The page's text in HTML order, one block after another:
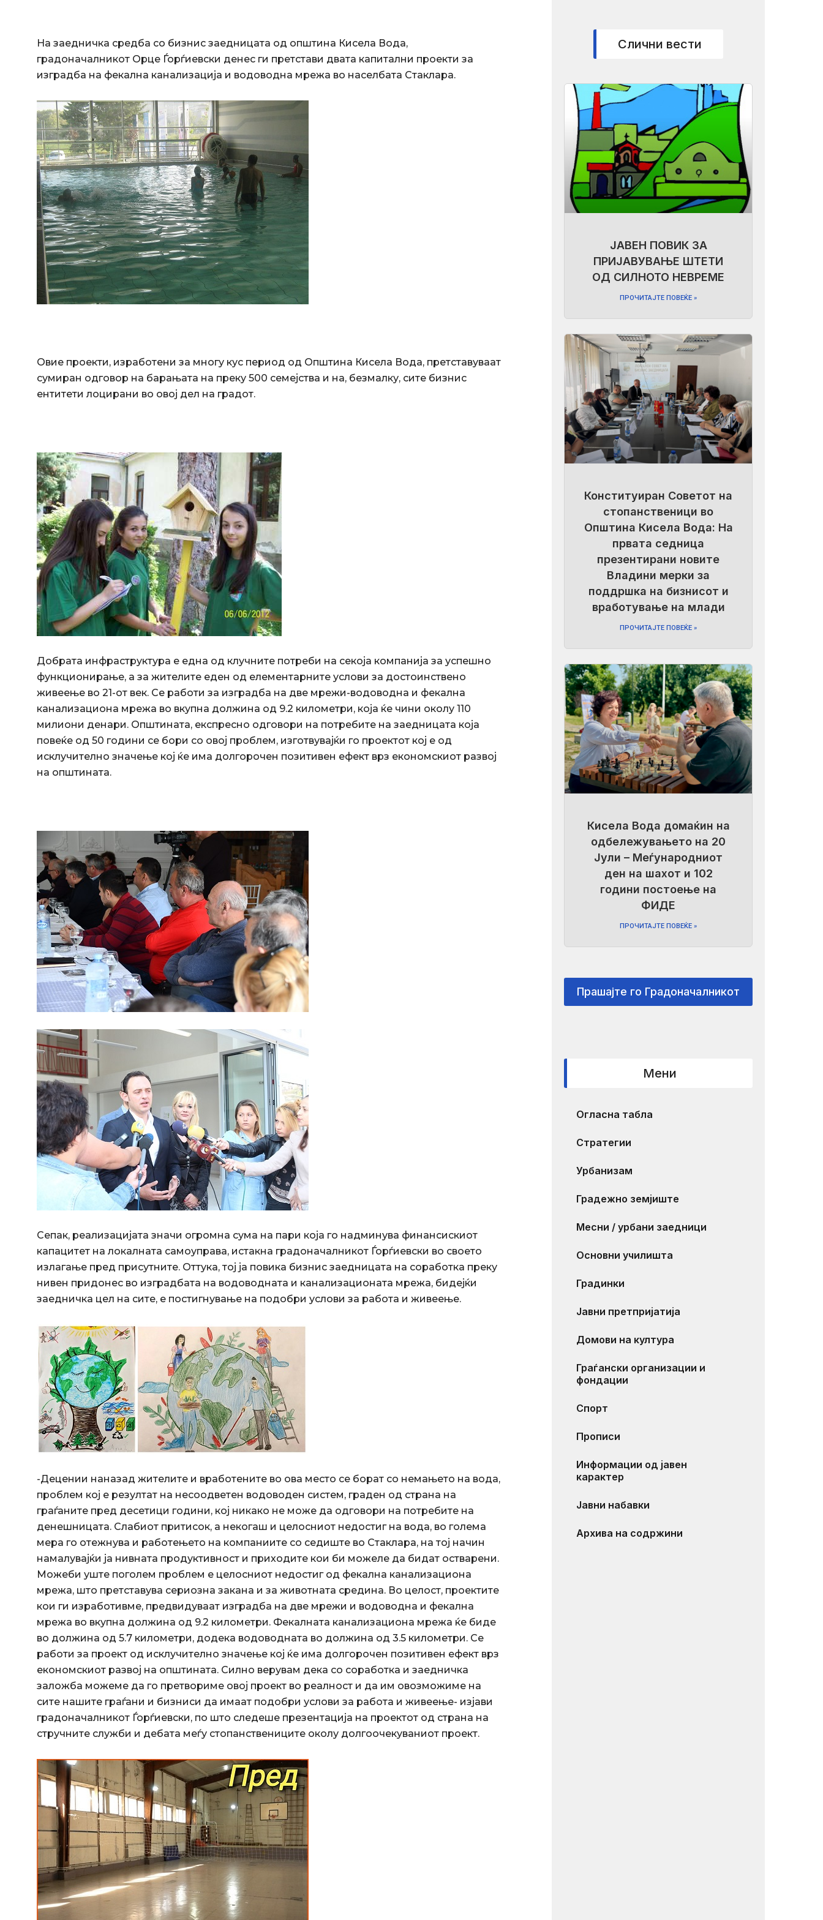
На заедничка средба со бизнис заедницата од општина Кисела Вода,
градоначалникот Орце Ѓорѓиевски денес ги претстави двата капитални проекти за
изградба на фекална канализација и водоводна мрежа во населбата Стаклара.
Овие проекти, изработени за многу кус период од Општина Кисела Вода, претставуваат
сумиран одговор на барањата на преку 500 семејства и на, безмалку, сите бизнис
ентитети лоцирани во овој дел на градот.
Добрата инфраструктура е една од клучните потреби на секоја компанија за успешно
функционирање, а за жителите еден од елементарните услови за достоинствено
живеење во 21-от век. Се работи за изградба на две мрежи-водоводна и фекална
канализациона мрежа во вкупна должина од 9.2 километри, која ќе чини околу 110
милиони денари. Општината, експресно одговори на потребите на заедницата која
повеќе од 50 години се бори со овој проблем, изготвувајќи го проектот кој е од
исклучително значење кој ќе има долгорочен позитивен ефект врз економскиот развој
на општината.
Сепак, реализацијата значи огромна сума на пари која го надминува финансискиот
капацитет на локалната самоуправа, истакна градоначалникот Ѓорѓиевски во своето
излагање пред присутните. Оттука, тој ја повика бизнис заедницата на соработка преку
нивен придонес во изградбата на водоводната и канализационата мрежа, бидејќи
заедничка цел на сите, е постигнување на подобри услови за работа и живеење.
-Децении наназад жителите и вработените во ова место се борат со немањето на вода,
проблем кој е резултат на несоодветен водоводен систем, граден од страна на
граѓаните пред десетици години, кој никако не може да одговори на потребите на
денешницата. Слабиот притисок, а некогаш и целосниот недостиг на вода, во голема
мера го отежнува и работењето на компаниите со седиште во Стаклара, на тој начин
намалувајќи ја нивната продуктивност и приходите кои би можеле да бидат остварени.
Можеби уште поголем проблем е целосниот недостиг од фекална канализациона
мрежа, што претставува сериозна закана и за животната средина. Во целост, проектите
кои ги изработивме, предвидуваат изградба на две мрежи и водоводна и фекална
мрежа во вкупна должина од 9.2 километри. Фекалната канализациона мрежа ќе биде
во должина од 5.7 километри, додека водоводната во должина од 3.5 километри. Се
работи за проект од исклучително значење кој ќе има долгорочен позитивен ефект врз
економскиот развој на општината. Силно верувам дека со соработка и заедничка
заложба можеме да го претвориме овој проект во реалност и да им овозможиме на
сите нашите граѓани и бизниси да имаат подобри услови за работа и живеење- изјави
градоначалникот Ѓорѓиевски, по што следеше презентација на проектот од страна на
стручните служби и дебата меѓу стопанствениците околу долгоочекуваниот проект.
Слични вести
ЈАВЕН ПОВИК ЗА
ПРИЈАВУВАЊЕ ШТЕТИ
ОД СИЛНОТО НЕВРЕМЕ
ПРОЧИТАЈТЕ ПОВЕЌЕ »
Конституиран Советот на
стопанственици во
Општина Кисела Вода: На
првата седница
презентирани новите
Владини мерки за
поддршка на бизнисот и
вработување на млади
ПРОЧИТАЈТЕ ПОВЕЌЕ »
Кисела Вода домаќин на
одбележувањето на 20
Јули – Меѓународниот
ден на шахот и 102
години постоење на
ФИДЕ
ПРОЧИТАЈТЕ ПОВЕЌЕ »
Прашајте го Градоначалникот
Мени
Огласна табла
Стратегии
Урбанизам
Градежно земјиште
Месни / урбани заедници
Основни училишта
Градинки
Јавни претпријатија
Домови на култура
Граѓански организации и
фондации
Спорт
Прописи
Информации од јавен
карактер
Јавни набавки
Архива на содржини